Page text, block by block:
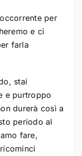
per
e ci
farla
stai
e purtroppo
durerà così a
periodo al
fare,